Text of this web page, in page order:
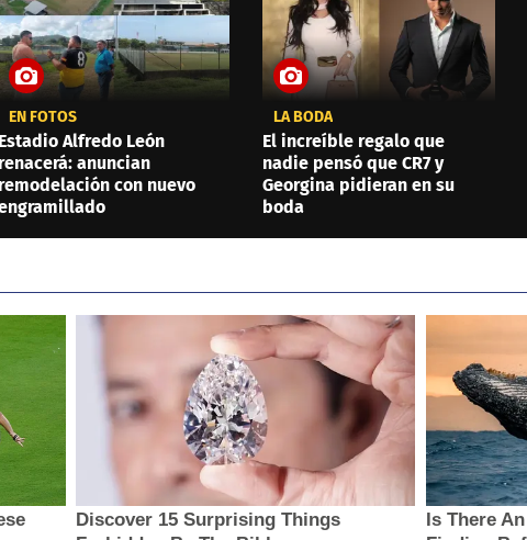
EN FOTOS
Estadio Alfredo León
renacerá: anuncian
remodelación con nuevo
LA BODA
El increíble regalo que
nadie pensó que CR7 y
Georgina pidieran en su
boda